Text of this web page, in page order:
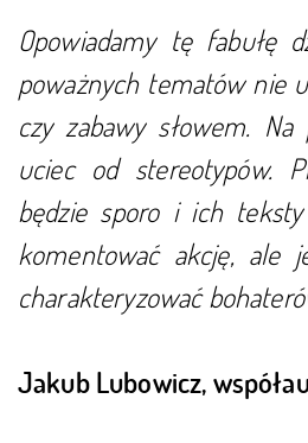
Opowiadamy tę fabułę
poważnych tematów nie
czy zabawy słowem.
uciec od stereotypów.
będzie sporo i ich
komentować akcję, ale
charakteryzować
Jakub Lubowicz,